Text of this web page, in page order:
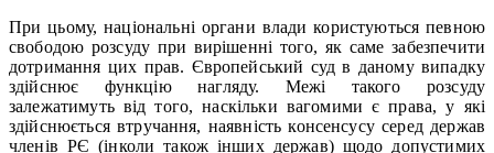
При цьому, національні органи влади користуються певною
свободою розсуду при вирішенні того, як саме забезпечити
дотримання цих прав. Європейський суд в даному випадку
здійснює функцію нагляду. Межі такого розсуду
залежатимуть від того, наскільки вагомими є права, у які
здійснюється втручання, наявність консенсусу серед держав
членів РЄ (інколи також інших держав) щодо допустимих